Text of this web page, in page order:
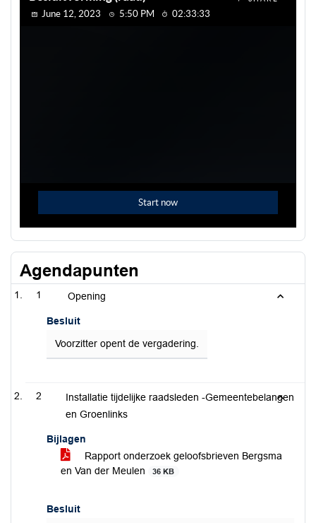
Agendapunten
1 Opening
Besluit
Voorzitter opent de vergadering.
2
Installatie tijdelijke raadsleden -Gemeentebelangen
en Groenlinks
Bijlagen
Rapport onderzoek geloofsbrieven Bergsma
en Van der Meulen
36 KB
Besluit